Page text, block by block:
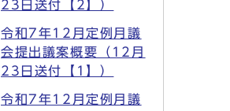
23日送付【2】）
令和7年12月定例月議
会提出議案概要（12月
23日送付【1】）
令和7年12月定例月議